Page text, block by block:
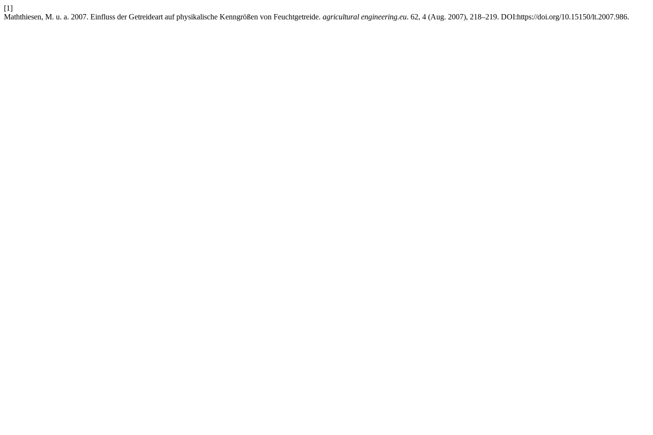
[1]
Maththiesen, M. u. a. 2007. Einfluss der Getreideart auf physikalische Kenngrößen von Feuchtgetreide. agricultural engineering.eu. 62, 4 (Aug. 2007), 218–219. DOI:https://doi.org/10.15150/lt.2007.986.